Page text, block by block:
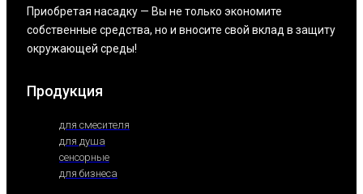
Приобретая насадку — Вы не только экономите
собственные средства, но и вносите свой вклад в защиту
окружающей среды!
Продукция
для смесителя
для душа
сенсорные
для бизнеса